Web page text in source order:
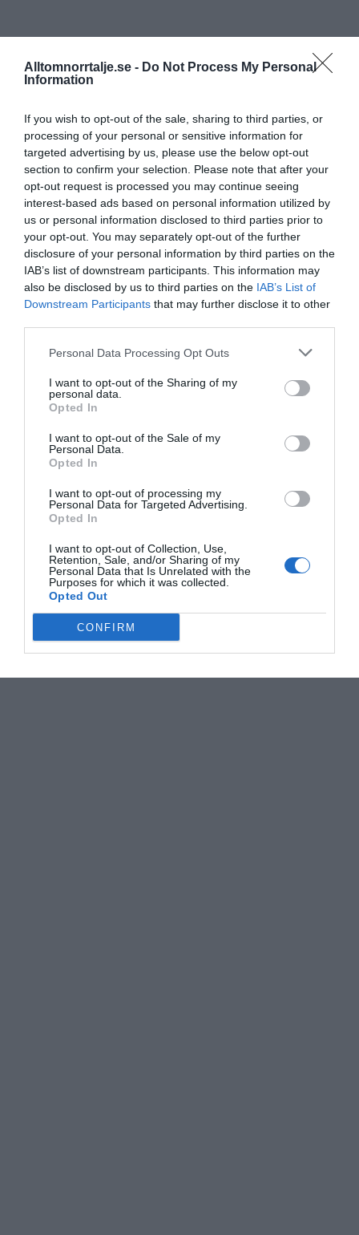
Alltomnorrtalje.se - Do Not Process My Personal
Information
If you wish to opt-out of the sale, sharing to third parties, or
processing of your personal or sensitive information for
targeted advertising by us, please use the below opt-out
section to confirm your selection. Please note that after your
opt-out request is processed you may continue seeing
interest-based ads based on personal information utilized by
us or personal information disclosed to third parties prior to
your opt-out. You may separately opt-out of the further
disclosure of your personal information by third parties on the
IAB’s list of downstream participants. This information may
also be disclosed by us to third parties on the IAB’s List of
Downstream Participants that may further disclose it to other
Personal Data Processing Opt Outs
I want to opt-out of the Sharing of my
personal data.
Opted In
I want to opt-out of the Sale of my
Personal Data.
Opted In
I want to opt-out of processing my
Personal Data for Targeted Advertising.
Opted In
I want to opt-out of Collection, Use,
Retention, Sale, and/or Sharing of my
Personal Data that Is Unrelated with the
Purposes for which it was collected.
Opted Out
CONFIRM